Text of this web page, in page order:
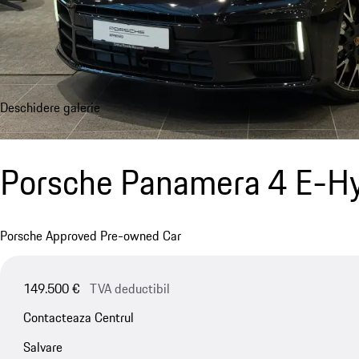
Deschidere galerie
Porsche Panamera 4 E-
Porsche Approved Pre-owned Car
149.500 € TVA deductibil
Contacteaza Centrul
Salvare